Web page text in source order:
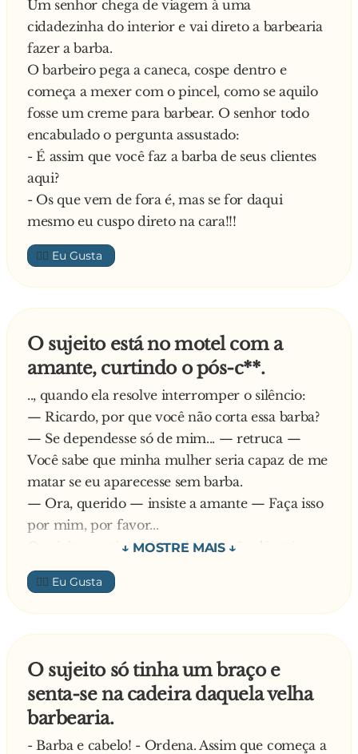
Um senhor chega de viagem à uma
cidadezinha do interior e vai direto a barbearia
fazer a barba.
O barbeiro pega a caneca, cospe dentro e
começa a mexer com o pincel, como se aquilo
fosse um creme para barbear. O senhor todo
encabulado o pergunta assustado:
- É assim que você faz a barba de seus clientes
aqui?
- Os que vem de fora é, mas se for daqui
mesmo eu cuspo direto na cara!!!
👍🏼
O sujeito está no motel com a
amante, curtindo o pós-c**.
.., quando ela resolve interromper o silêncio:
— Ricardo, por que você não corta essa barba?
— Se dependesse só de mim... — retruca —
Você sabe que minha mulher seria capaz de me
matar se eu aparecesse sem barba.
— Ora, querido — insiste a amante — Faça isso
por mim, por favor...
O sujeito continua dizendo que não dá, até que
não resiste às súplicas da amante e resolve
atender ao pedido. Depois do trabalho ele passa
no barbeiro, em seguida vai a um jantar de
negócios e quando chega em casa a esposa já
Assim que ele se deita, sente a mão da esposa
afagando o seu rosto e a sua voz sonolenta:
— Carlão, você ainda está aqui? Vai embora! O
meu marido já está pra chegar...
👍🏼
O sujeito só tinha um braço e
senta-se na cadeira daquela velha
barbearia.
- Barba e cabelo! - Ordena. Assim que começa a